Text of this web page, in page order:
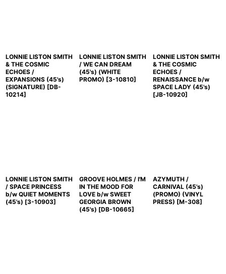
LONNIE LISTON SMITH
& THE COSMIC
ECHOES /
EXPANSIONS (45's)
(SIGNATURE) [DB-
10214]
LONNIE LISTON SMITH
/ WE CAN DREAM
(45's) (WHITE
PROMO) [3-10810]
LONNIE LISTON SMITH
& THE COSMIC
ECHOES /
RENAISSANCE b/w
SPACE LADY (45's)
[JB-10920]
LONNIE LISTON SMITH
/ SPACE PRINCESS
b/w QUIET MOMENTS
(45's) [3-10903]
GROOVE HOLMES / I'M
IN THE MOOD FOR
LOVE b/w SWEET
GEORGIA BROWN
(45's) [DB-10665]
AZYMUTH /
CARNIVAL (45's)
(PROMO) (VINYL
PRESS) [M-308]